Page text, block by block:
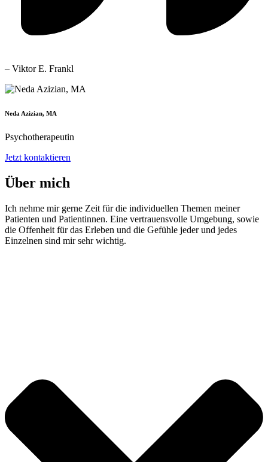
– Viktor E. Frankl
Neda Azizian, MA
Psychotherapeutin
Jetzt kontaktieren
Über mich
Ich nehme mir gerne Zeit für die individuellen Themen meiner
Patienten und Patientinnen. Eine vertrauensvolle Umgebung, sowie
die Offenheit für das Erleben und die Gefühle jeder und jedes
Einzelnen sind mir sehr wichtig.